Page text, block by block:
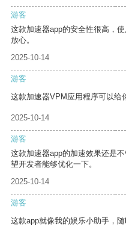
游客
这款加速器app的安全性很高，
放心。
2025-10-14
游客
这款加速器VPM应用程序可以给
2025-10-14
游客
这款加速器app的加速效果还是
望开发者能够优化一下。
2025-10-14
游客
这款app就像我的娱乐小助手，